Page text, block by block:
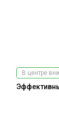
В центре